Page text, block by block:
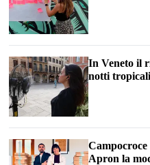
In Veneto il
notti
Apron la